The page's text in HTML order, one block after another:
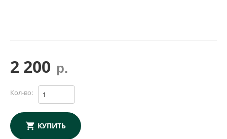
2 200 р.
Кол-во:
КУПИТЬ